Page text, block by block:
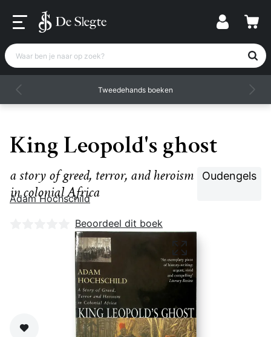
Waar ben je naar op zoek?
Tweedehands boeken
King Leopold's ghost
a story of greed, terror, and heroism
in colonial Africa
Oudengels
Adam Hochschild
Nog geen beoordelingen
Beoordeel dit boek
Zet op verlanglijst